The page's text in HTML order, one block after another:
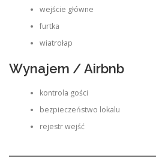
wejście główne
furtka
wiatrołap
Wynajem / Airbnb
kontrola gości
bezpieczeństwo lokalu
rejestr wejść